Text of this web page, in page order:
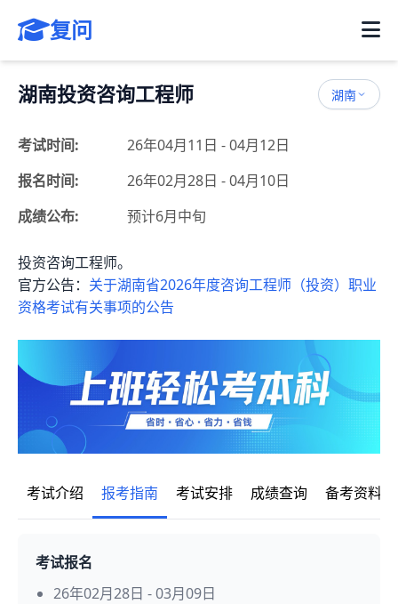
复问
湖南投资咨询工程师 湖南
考试时间:
26年04月11日 - 04月12日
报名时间:
26年02月28日 - 04月10日
成绩公布:
预计6月中旬
投资咨询工程师。
官方公告： 关于湖南省2026年度咨询工程师（投资）职业
资格考试有关事项的公告
考试介绍 报考指南 考试安排 成绩查询 备考资料
考试报名
26年02月28日 - 03月09日